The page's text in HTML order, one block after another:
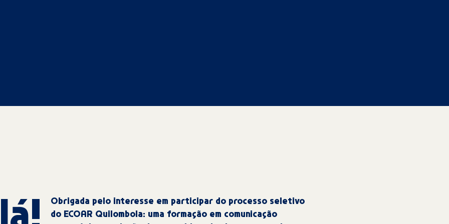
Obrigada pelo interesse em participar do processo seletivo
do ECOAR Quilombola: uma formação em comunicação